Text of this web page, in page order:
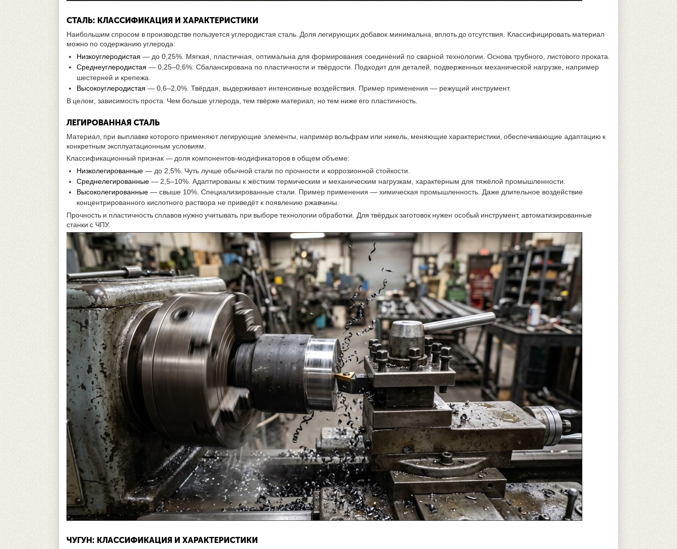
СТАЛЬ: КЛАССИФИКАЦИЯ И ХАРАКТЕРИСТИКИ
Наибольшим спросом в производстве пользуется углеродистая сталь. Доля легирующих добавок минимальна, вплоть до отсутствия. Классифицировать материал
можно по содержанию углерода:
Низкоуглеродистая — до 0,25%. Мягкая, пластичная, оптимальна для формирования соединений по сварной технологии. Основа трубного, листового проката.
Среднеуглеродистая — 0,25–0,6%. Сбалансирована по пластичности и твёрдости. Подходит для деталей, подверженных механической нагрузке, например
шестерней и крепежа.
Высокоуглеродистая — 0,6–2,0%. Твёрдая, выдерживает интенсивные воздействия. Пример применения — режущий инструмент.
В целом, зависимость проста. Чем больше углерода, тем твёрже материал, но тем ниже его пластичность.
ЛЕГИРОВАННАЯ СТАЛЬ
Материал, при выплавке которого применяют легирующие элементы, например вольфрам или никель, меняющие характеристики, обеспечивающие адаптацию к
конкретным эксплуатационным условиям.
Классификационный признак — доля компонентов-модификаторов в общем объеме:
Низколегированные — до 2,5%. Чуть лучше обычной стали по прочности и коррозионной стойкости.
Среднелегированные — 2,5–10%. Адаптированы к жёстким термическим и механическим нагрузкам, характерным для тяжёлой промышленности.
Высоколегированные — свыше 10%. Специализированные стали. Пример применения — химическая промышленность. Даже длительное воздействие
концентрированного кислотного раствора не приведёт к появлению ржавчины.
Прочность и пластичность сплавов нужно учитывать при выборе технологии обработки. Для твёрдых заготовок нужен особый инструмент, автоматизированные
станки с ЧПУ.
ЧУГУН: КЛАССИФИКАЦИЯ И ХАРАКТЕРИСТИКИ